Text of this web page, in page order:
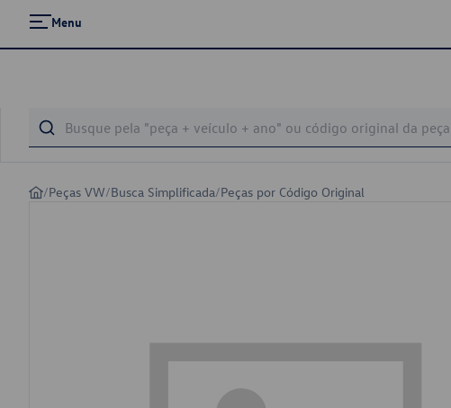
Menu
/Peças VW/Busca Simplificada/Peças por Código Original